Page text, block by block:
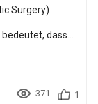
Surgery)
dass
loswerden!
gilt. In den
US-Dollar
371 1